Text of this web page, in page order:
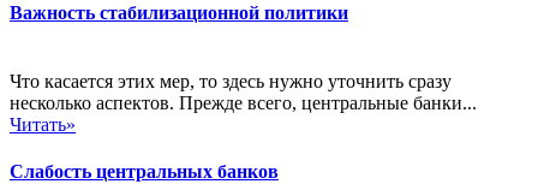
Важность стабилизационной политики
Что касается этих мер, то здесь нужно уточнить сразу
несколько аспектов. Прежде всего, центральные банки...
Читать»
Слабость центральных банков